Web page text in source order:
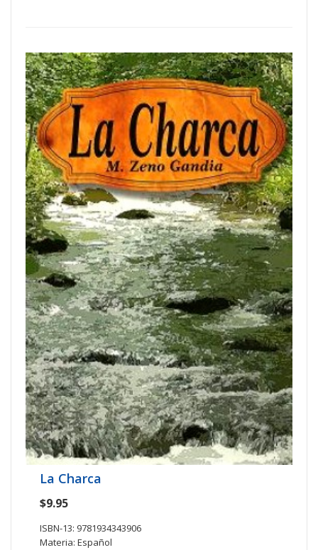
La Charca
$9.95
ISBN-13: 9781934343906
Materia: Español